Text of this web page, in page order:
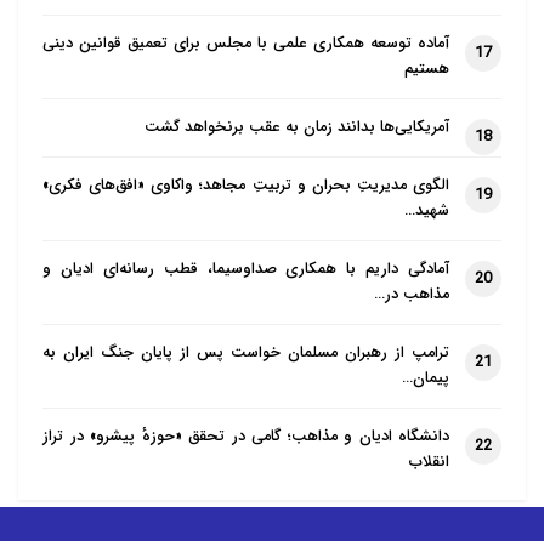
17
آماده توسعه همکاری علمی با مجلس برای تعمیق قوانین دینی
هستیم
18 آمریکایی‌ها بدانند زمان به عقب برنخواهد گشت
19
الگوی مدیریتِ بحران و تربیتِ مجاهد؛ واکاوی «افق‌های فکری»
شهید…
20
آمادگی داریم با همکاری صداوسیما، قطب رسانه‌ای ادیان و
مذاهب در…
21
ترامپ از رهبران مسلمان خواست پس از پایان جنگ ایران به
پیمان…
22
دانشگاه ادیان و مذاهب؛ گامی در تحقق «حوزهٔ پیشرو» در تراز
انقلاب